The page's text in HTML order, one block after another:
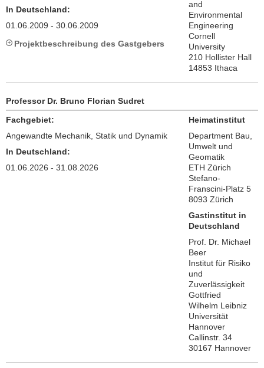
In Deutschland:
01.06.2009 - 30.06.2009
Projektbeschreibung des Gastgebers
and
Environmental
Engineering
Cornell
University
210 Hollister Hall
14853 Ithaca
Professor Dr. Bruno Florian Sudret
Fachgebiet:
Angewandte Mechanik, Statik und Dynamik
In Deutschland:
01.06.2026 - 31.08.2026
Heimatinstitut
Department Bau,
Umwelt und
Geomatik
ETH Zürich
Stefano-
Franscini-Platz 5
8093 Zürich
Gastinstitut in
Deutschland
Prof. Dr. Michael
Beer
Institut für Risiko
und
Zuverlässigkeit
Gottfried
Wilhelm Leibniz
Universität
Hannover
Callinstr. 34
30167 Hannover